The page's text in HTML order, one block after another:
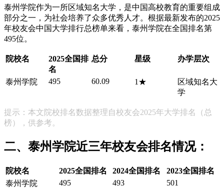
泰州学院作为一所区域知名大学，是中国高校教育的重要组成
部分之一，为社会培养了众多优秀人才。根据最新发布的2025
年校友会中国大学排行总榜单来看，泰州学院在全国排名第
495位。
院校名
2025全国排
名
总分 星级 办学层次
泰州学院 495 60.09 1★
区域知名大
学
提示：本文院校排名数据整理自校友会2025年大学排名（总
榜），供参考。
二、泰州学院近三年校友会排名情况：
院校名 2025全国排名 2024全国排名
2023全国排名
泰州学院
495 493 501